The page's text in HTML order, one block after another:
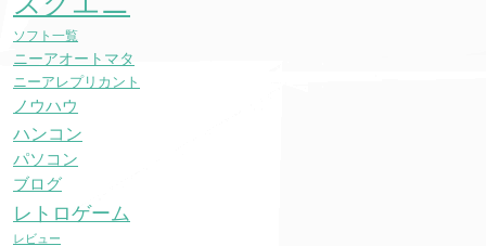
ソフト一覧
ニーアオートマタ
ニーアレプリカント
ノウハウ
ハンコン
パソコン
ブログ
レトロゲーム
レビュー